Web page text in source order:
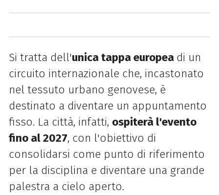
Si tratta dell'unica tappa europea di un
circuito internazionale che, incastonato
nel tessuto urbano genovese, è
destinato a diventare un appuntamento
fisso. La città, infatti, ospiterà l'evento
fino al 2027, con l'obiettivo di
consolidarsi come punto di riferimento
per la disciplina e diventare una grande
palestra a cielo aperto.